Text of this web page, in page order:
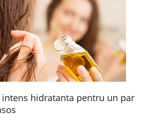
intens hidratanta pentru un par